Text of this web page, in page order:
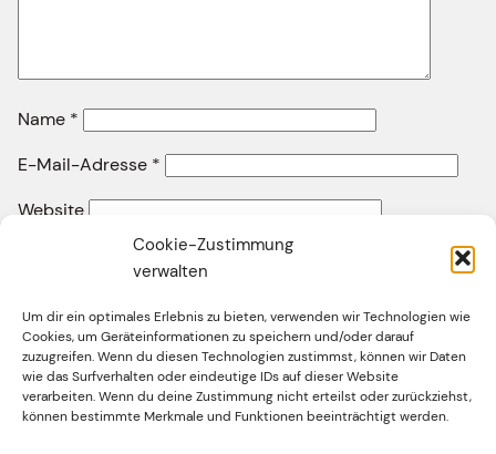
Cookie-Zustimmung
verwalten
Um dir ein optimales Erlebnis zu bieten, verwenden wir Technologien wie
Cookies, um Geräteinformationen zu speichern und/oder darauf
zuzugreifen. Wenn du diesen Technologien zustimmst, können wir Daten
wie das Surfverhalten oder eindeutige IDs auf dieser Website
verarbeiten. Wenn du deine Zustimmung nicht erteilst oder zurückziehst,
können bestimmte Merkmale und Funktionen beeinträchtigt werden.
Name *
E-Mail-Adresse *
Website
Facebook Twitter InstagramYouTube